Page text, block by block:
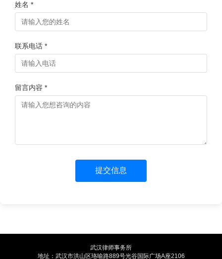
姓名 *
联系电话 *
留言内容 *
提交信息
武汉律师事务所
地址： 武汉市洪山区珞喻路889号光谷国际广场A座2106